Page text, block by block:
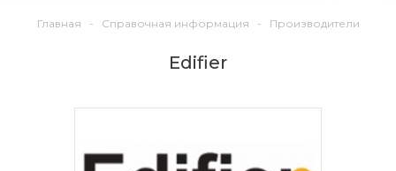
Главная - Справочная информация - Производители
Edifier